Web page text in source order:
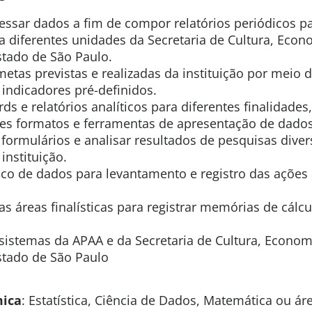
dados a fim de compor relatórios periódicos
diferentes unidades da Secretaria de Cultura,
de São Paulo.
previstas e realizadas da instituição por meio
pré-definidos.
e relatórios analíticos para diferentes
formatos e ferramentas de apresentação de
e analisar resultados de pesquisas
de dados para levantamento e registro das
áreas finalísticas para registrar memórias de
da APAA e da Secretaria de Cultura,
de São Paulo
: Estatística, Ciência de Dados, Matemática ou